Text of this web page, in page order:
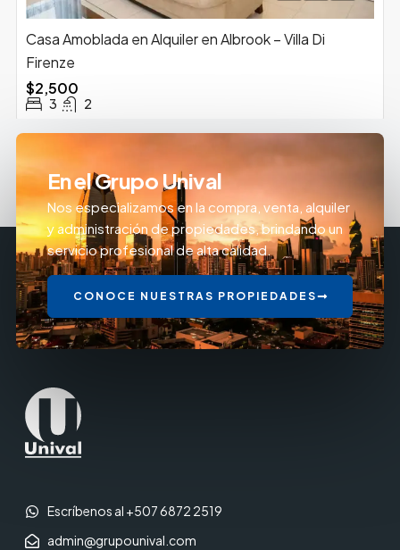
Casa Amoblada en Alquiler en Albrook – Villa Di
Firenze
$2,500
3 2
En el Grupo Unival
Nos especializamos en la compra, venta, alquiler
y administración de propiedades, brindando un
servicio profesional de alta calidad.
CONOCE NUESTRAS PROPIEDADES
Escríbenos al +507 6872 2519
admin@grupounival.com